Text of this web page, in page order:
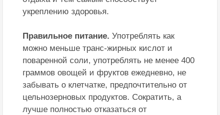
укреплению здоровья.
Правильное питание. Употреблять как
можно меньше транс-жирных кислот и
поваренной соли, употреблять не менее 400
граммов овощей и фруктов ежедневно, не
забывать о клетчатке, предпочтительно от
цельнозерновых продуктов. Сократить, а
лучше полностью отказаться от